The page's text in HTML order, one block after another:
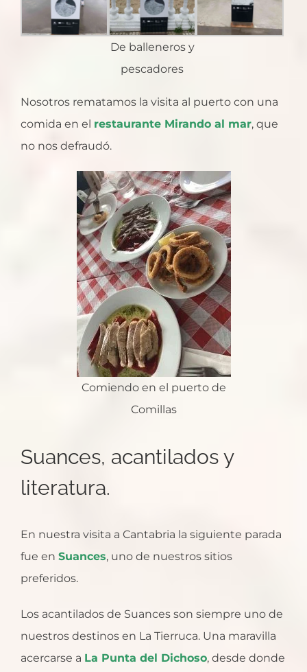
De balleneros y
pescadores
Nosotros rematamos la visita al puerto con una
comida en el restaurante Mirando al mar, que
no nos defraudó.
Comiendo en el puerto de
Comillas
Suances, acantilados y
literatura.
En nuestra visita a Cantabria la siguiente parada
fue en Suances, uno de nuestros sitios
preferidos.
Los acantilados de Suances son siempre uno de
nuestros destinos en La Tierruca. Una maravilla
acercarse a La Punta del Dichoso, desde donde